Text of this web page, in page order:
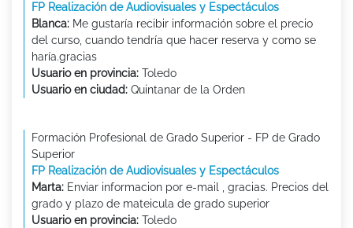
FP Realización de Audiovisuales y Espectáculos
Blanca: Me gustaría recibir información sobre el precio
del curso, cuando tendría que hacer reserva y como se
haría.gracias
Usuario en provincia: Toledo
Usuario en ciudad: Quintanar de la Orden
Formación Profesional de Grado Superior - FP de Grado
Superior
FP Realización de Audiovisuales y Espectáculos
Marta: Enviar informacion por e-mail , gracias. Precios del
grado y plazo de mateicula de grado superior
Usuario en provincia: Toledo